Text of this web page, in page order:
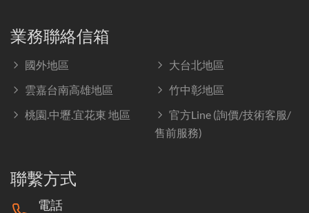
業務聯絡信箱
國外地區
大台北地區
雲嘉台南高雄地區
竹中彰地區
桃園.中壢.宜花東 地區
官方Line (詢價/技術客服/
售前服務)
聯繫方式
電話